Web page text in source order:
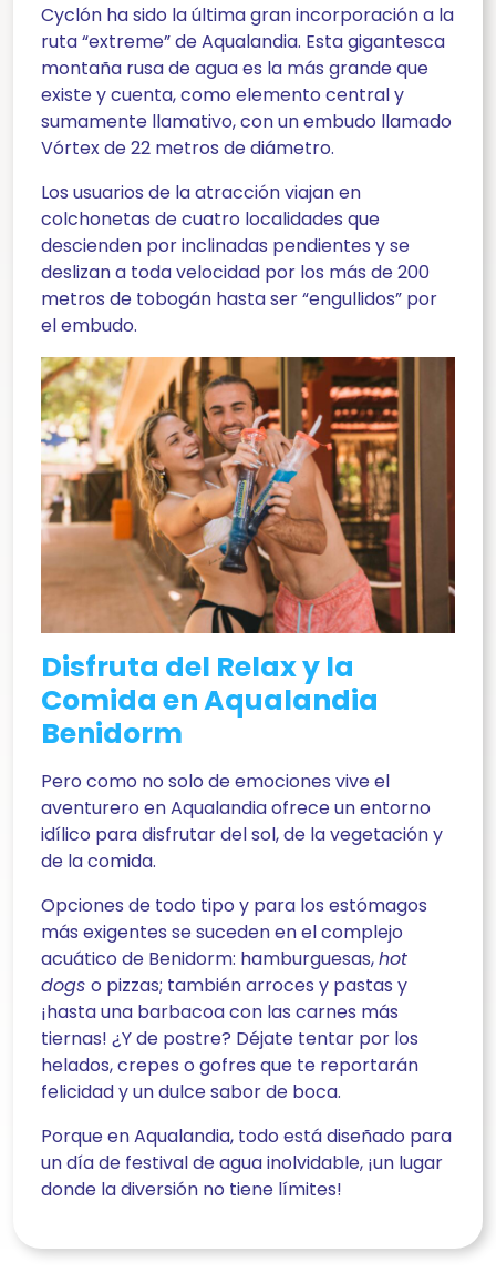
Cyclón ha sido la última gran incorporación a la
ruta “extreme” de Aqualandia. Esta gigantesca
montaña rusa de agua es la más grande que
existe y cuenta, como elemento central y
sumamente llamativo, con un embudo llamado
Vórtex de 22 metros de diámetro.
Los usuarios de la atracción viajan en
colchonetas de cuatro localidades que
descienden por inclinadas pendientes y se
deslizan a toda velocidad por los más de 200
metros de tobogán hasta ser “engullidos” por
el embudo.
Disfruta del Relax y la
Comida en Aqualandia
Benidorm
Pero como no solo de emociones vive el
aventurero en Aqualandia ofrece un entorno
idílico para disfrutar del sol, de la vegetación y
de la comida.
Opciones de todo tipo y para los estómagos
más exigentes se suceden en el complejo
acuático de Benidorm: hamburguesas,hot
dogs o pizzas; también arroces y pastas y
¡hasta una barbacoa con las carnes más
tiernas! ¿Y de postre? Déjate tentar por los
helados, crepes o gofres que te reportarán
felicidad y un dulce sabor de boca.
Porque en Aqualandia, todo está diseñado para
un día de festival de agua inolvidable, ¡un lugar
donde la diversión no tiene límites!